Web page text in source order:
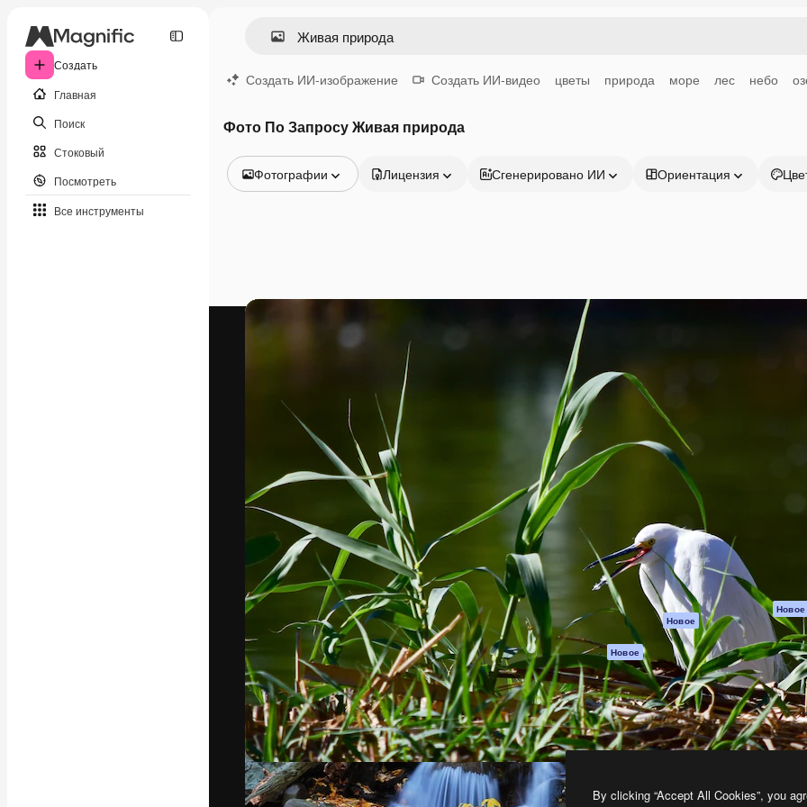
Создать
Главная
Поиск
Стоковый
Посмотреть
Все инструменты
Создать ИИ-изображение Создать ИИ-видео цветы природа море лес небо
Фото По Запросу Живая природа
Фотографии
Видео
Видеоролик
Лицензия Сгенерировано ИИ Ориентация
Креативная платформа для создания
ваших лучших работ. Более 1 миллиона
подписчиков среди креаторов,
предприятий, агентств и студий.
Pусский
Продукция
Spaces
ИИ-помощник
Генератор
изображений ИИ
ИИ
Генератор голоса
на основе ИИ
Стоковый контент
MCP для
Claude/ChatGPT
Новое
Агенты Новое
API
Мобильное
приложение
Все инструменты
Magnific
Условия и
положения
Политика
Оригиналы Новое
Политика файлов
cookie
Центр доверия
Партнеры
Предприятие
By clicking “Accept All Cookies”, you